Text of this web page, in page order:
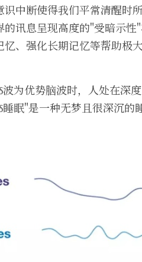
中断使得我们平常清醒时
讯息呈现高度的"受暗示
、强化长期记忆等帮助极
为优势脑波时，人处在深
眠"是一种无梦且很深沉的